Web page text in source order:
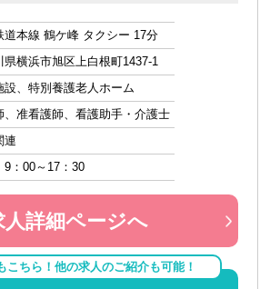
道本線 鶴ケ峰 タクシー 17分
県横浜市旭区上白根町1437-1
設、特別養護老人ホーム
、准看護師、看護助手・介護士
連
：00～17：30
人詳細ページへ
こちら！他の求人のご紹介も可能！